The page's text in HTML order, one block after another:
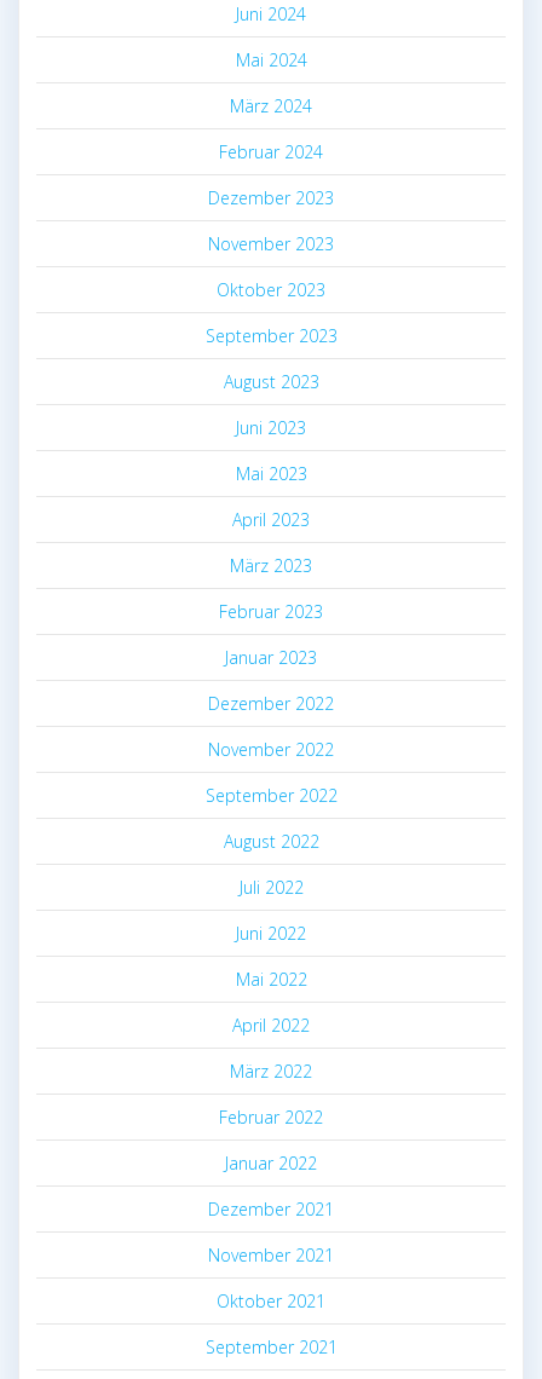
Juni 2024
Mai 2024
März 2024
Februar 2024
Dezember 2023
November 2023
Oktober 2023
September 2023
August 2023
Juni 2023
Mai 2023
April 2023
März 2023
Februar 2023
Januar 2023
Dezember 2022
November 2022
September 2022
August 2022
Juli 2022
Juni 2022
Mai 2022
April 2022
März 2022
Februar 2022
Januar 2022
Dezember 2021
November 2021
Oktober 2021
September 2021